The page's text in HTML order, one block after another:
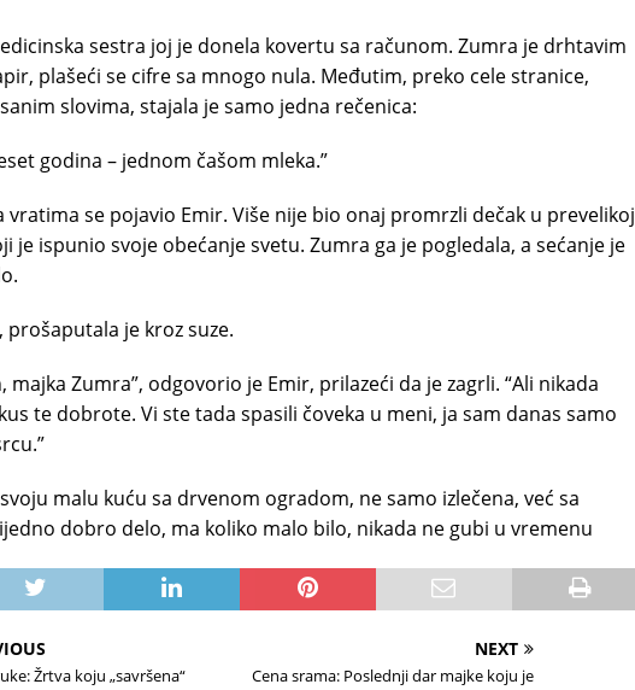
sestra joj je donela kovertu sa računom. Zumra je drhtavim
plašeći se cifre sa mnogo nula. Međutim, preko cele stranice,
slovima, stajala je samo jedna rečenica:
godina – jednom čašom mleka.”
se pojavio Emir. Više nije bio onaj promrzli dečak u prevelikoj
je ispunio svoje obećanje svetu. Zumra ga je pogledala, a sećanje je
prošaputala je kroz suze.
majka Zumra”, odgovorio je Emir, prilazeći da je zagrli. “Ali nikada
te dobrote. Vi ste tada spasili čoveka u meni, ja sam danas samo
malu kuću sa drvenom ogradom, ne samo izlečena, već sa
dobro delo, ma koliko malo bilo, nikada ne gubi u vremenu
Žrtva koju „savršena“
NEXT
Cena srama: Poslednji dar majke koju je